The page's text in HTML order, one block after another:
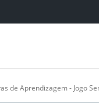
de Aprendizagem - Jogo